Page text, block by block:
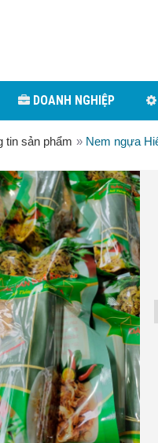
DOANH NGHIỆP
tin sản phẩm » Nem ngựa